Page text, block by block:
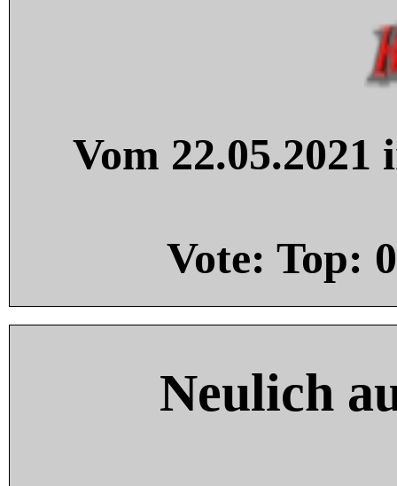
Vom
Vote: Top: 0
Neulich